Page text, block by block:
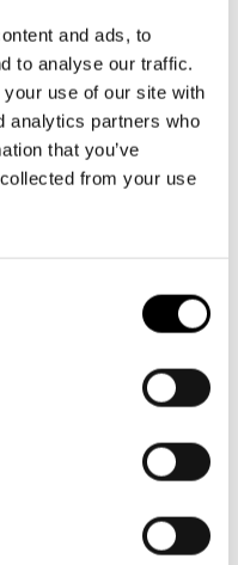
and ads, to
to analyse our traffic.
use of our site with
analytics partners who
that you’ve
from your use